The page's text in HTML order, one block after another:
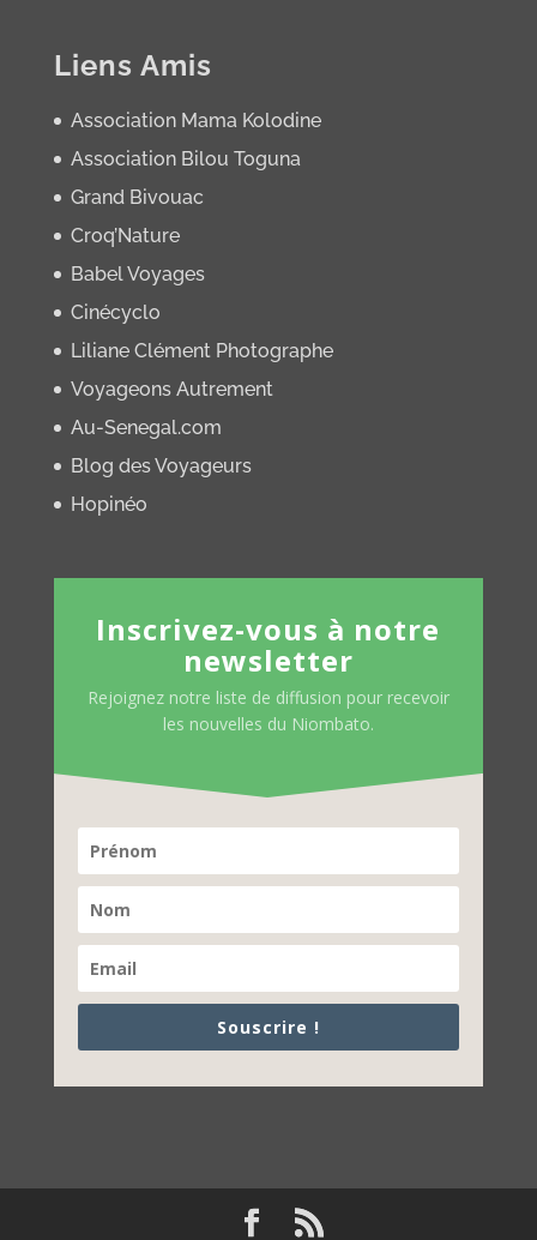
Liens Amis
Association Mama Kolodine
Association Bilou Toguna
Grand Bivouac
Croq’Nature
Babel Voyages
Cinécyclo
Liliane Clément Photographe
Voyageons Autrement
Au-Senegal.com
Blog des Voyageurs
Hopinéo
Inscrivez-vous à notre
newsletter
Rejoignez notre liste de diffusion pour recevoir
les nouvelles du Niombato.
Souscrire !